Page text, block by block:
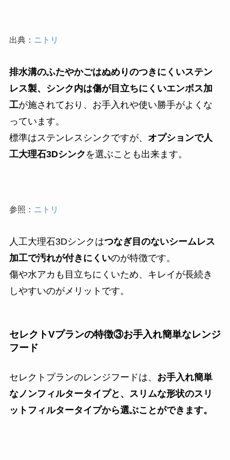
出典： ニトリ
排水溝のふたやかごはぬめりのつきにくいステン
レス製、シンク内は傷が目立ちにくいエンボス加
工が施されており、お手入れや使い勝手がよくな
っています。
標準はステンレスシンクですが、 オプションで人
工大理石3Dシンク を選ぶことも出来ます。
参照： ニトリ
人工大理石3Dシンクはつなぎ目のないシームレス
加工で汚れが付きにくいのが特徴です。
傷や水アカも目立ちにくいため、キレイが長続き
しやすいのがメリットです。
セレクトVプランの特徴③お手入れ簡単なレンジ
フード
セレクトプランのレンジフードは、 お手入れ簡単
なノンフィルタータイプと、スリムな形状のスリ
ットフィルタータイプから選ぶことができます。